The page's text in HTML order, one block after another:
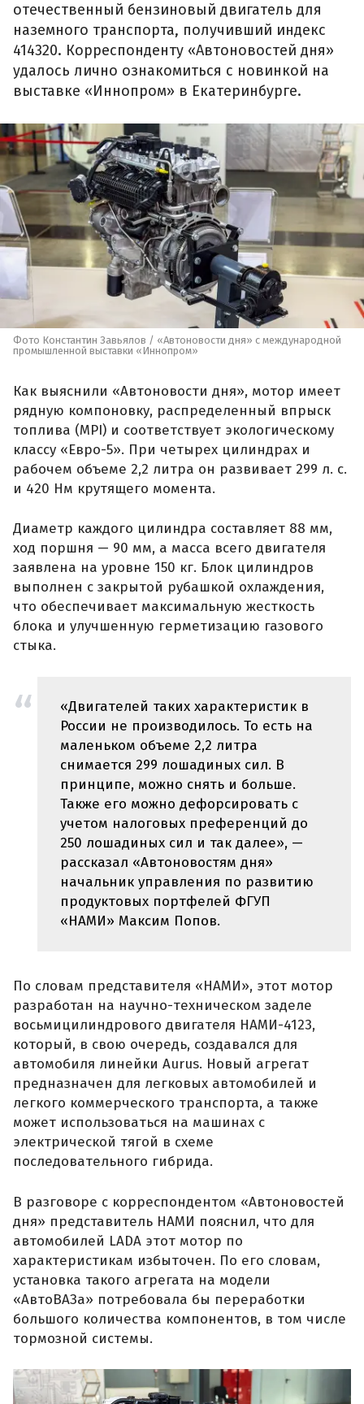
отечественный бензиновый двигатель для
наземного транспорта, получивший индекс
414320. Корреспонденту «Автоновостей дня»
удалось лично ознакомиться с новинкой на
выставке «Иннопром» в Екатеринбурге.
Фото Константин Завьялов / «Автоновости дня» с международной
промышленной выставки «Иннопром»
Как выяснили «Автоновости дня», мотор имеет
рядную компоновку, распределенный впрыск
топлива (MPI) и соответствует экологическому
классу «Евро-5». При четырех цилиндрах и
рабочем объеме 2,2 литра он развивает 299 л. с.
и 420 Нм крутящего момента.
Диаметр каждого цилиндра составляет 88 мм,
ход поршня — 90 мм, а масса всего двигателя
заявлена на уровне 150 кг. Блок цилиндров
выполнен с закрытой рубашкой охлаждения,
что обеспечивает максимальную жесткость
блока и улучшенную герметизацию газового
стыка.
«Двигателей таких характеристик в
России не производилось. То есть на
маленьком объеме 2,2 литра
снимается 299 лошадиных сил. В
принципе, можно снять и больше.
Также его можно дефорсировать с
учетом налоговых преференций до
250 лошадиных сил и так далее», —
рассказал «Автоновостям дня»
начальник управления по развитию
продуктовых портфелей ФГУП
«НАМИ» Максим Попов.
По словам представителя «НАМИ», этот мотор
разработан на научно-техническом заделе
восьмицилиндрового двигателя НАМИ-4123,
который, в свою очередь, создавался для
автомобиля линейки Aurus. Новый агрегат
предназначен для легковых автомобилей и
легкого коммерческого транспорта, а также
может использоваться на машинах с
электрической тягой в схеме
последовательного гибрида.
В разговоре с корреспондентом «Автоновостей
дня» представитель НАМИ пояснил, что для
автомобилей LADA этот мотор по
характеристикам избыточен. По его словам,
установка такого агрегата на модели
«АвтоВАЗа» потребовала бы переработки
большого количества компонентов, в том числе
тормозной системы.